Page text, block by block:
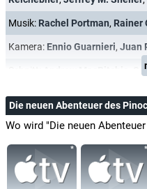
Musik: Rachel Portman, Rainer
Kamera: Ennio Guarnieri, Juan
Die neuen Abenteuer des
Wo wird "Die neuen